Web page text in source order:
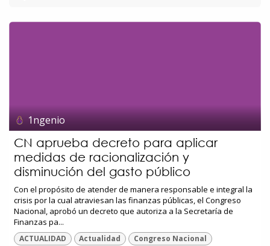
1ngenio
CN aprueba decreto para aplicar
medidas de racionalización y
disminución del gasto público
Con el propósito de atender de manera responsable e integral la
crisis por la cual atraviesan las finanzas públicas, el Congreso
Nacional, aprobó un decreto que autoriza a la Secretaría de
Finanzas pa...
ACTUALIDAD Actualidad
Congreso Nacional